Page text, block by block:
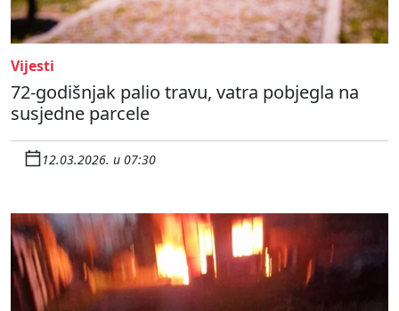
Vijesti
72-godišnjak palio travu, vatra pobjegla na
susjedne parcele
12.03.2026. u 07:30